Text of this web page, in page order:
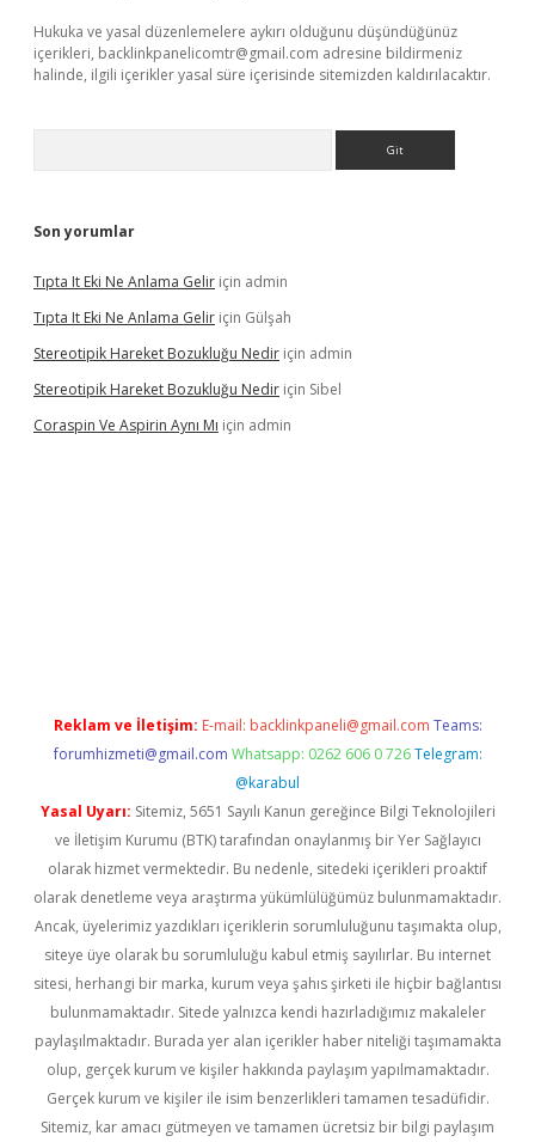
Hukuka ve yasal düzenlemelere aykırı olduğunu düşündüğünüz
içerikleri, backlinkpanelicomtr@gmail.com adresine bildirmeniz
halinde, ilgili içerikler yasal süre içerisinde sitemizden kaldırılacaktır.
Son yorumlar
Tıpta It Eki Ne Anlama Gelir için admin
Tıpta It Eki Ne Anlama Gelir için Gülşah
Stereotipik Hareket Bozukluğu Nedir için admin
Stereotipik Hareket Bozukluğu Nedir için Sibel
Coraspin Ve Aspirin Aynı Mı için admin
Reklam ve İletişim: E-mail: backlinkpaneli@gmail.com Teams:
forumhizmeti@gmail.com Whatsapp: 0262 606 0 726 Telegram:
@karabul
Yasal Uyarı: Sitemiz, 5651 Sayılı Kanun gereğince Bilgi Teknolojileri
ve İletişim Kurumu (BTK) tarafından onaylanmış bir Yer Sağlayıcı
olarak hizmet vermektedir. Bu nedenle, sitedeki içerikleri proaktif
olarak denetleme veya araştırma yükümlülüğümüz bulunmamaktadır.
Ancak, üyelerimiz yazdıkları içeriklerin sorumluluğunu taşımakta olup,
siteye üye olarak bu sorumluluğu kabul etmiş sayılırlar. Bu internet
sitesi, herhangi bir marka, kurum veya şahıs şirketi ile hiçbir bağlantısı
bulunmamaktadır. Sitede yalnızca kendi hazırladığımız makaleler
paylaşılmaktadır. Burada yer alan içerikler haber niteliği taşımamakta
olup, gerçek kurum ve kişiler hakkında paylaşım yapılmamaktadır.
Gerçek kurum ve kişiler ile isim benzerlikleri tamamen tesadüfidir.
Sitemiz, kar amacı gütmeyen ve tamamen ücretsiz bir bilgi paylaşım